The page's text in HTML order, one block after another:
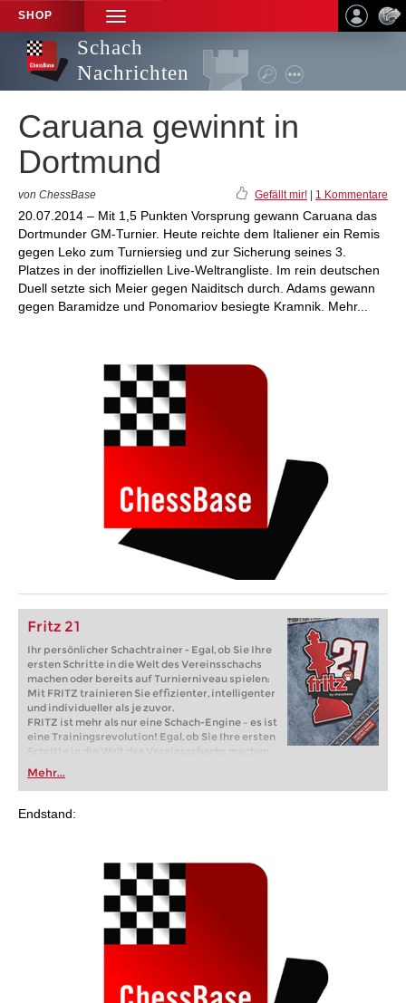
SHOP
TOGGLE
NAVIGATION
Schach
Nachrichten
Caruana gewinnt in
Dortmund
von ChessBase Gefällt mir! 1 Kommentare
20.07.2014 – Mit 1,5 Punkten Vorsprung gewann Caruana das
Dortmunder GM-Turnier. Heute reichte dem Italiener ein Remis
gegen Leko zum Turniersieg und zur Sicherung seines 3.
Platzes in der inoffiziellen Live-Weltrangliste. Im rein deutschen
Duell setzte sich Meier gegen Naiditsch durch. Adams gewann
gegen Baramidze und Ponomariov besiegte Kramnik. Mehr...
Fritz 21
Ihr persönlicher Schachtrainer - Egal, ob Sie Ihre
ersten Schritte in die Welt des Vereinsschachs
machen oder bereits auf Turnierniveau spielen:
Mit FRITZ trainieren Sie effizienter, intelligenter
und individueller als je zuvor.
FRITZ ist mehr als nur eine Schach-Engine – es ist
eine Trainingsrevolution! Egal, ob Sie Ihre ersten
Schritte in die Welt des Vereinsschachs machen
oder bereits auf Turnierniveau spielen: Mit
FRITZ trainieren Sie effizienter, intelligenter und
individueller als je zuvor.
Mehr...
Endstand: